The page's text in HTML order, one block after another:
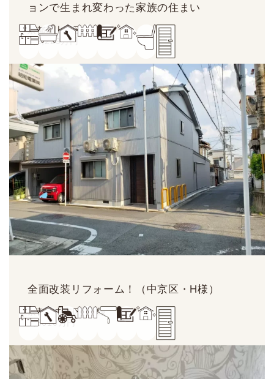
ョンで生まれ変わった家族の住まい
京都市上京区H様
約2,229万円
全面改装リフォーム！（中京区・H様）
京都市中京区・H様
約3610万円